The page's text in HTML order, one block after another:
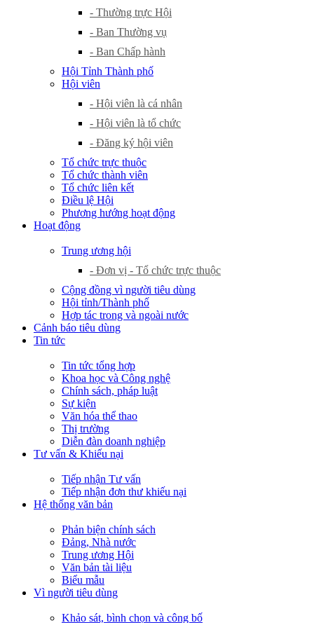
- Thường trực Hội
- Ban Thường vụ
- Ban Chấp hành
Hội Tỉnh Thành phố
Hội viên
- Hội viên là cá nhân
- Hội viên là tổ chức
- Đăng ký hội viên
Tổ chức trực thuộc
Tổ chức thành viên
Tổ chức liên kết
Điều lệ Hội
Phương hướng hoạt động
Hoạt động
Trung ương hội
- Đơn vị - Tổ chức trực thuộc
Cộng đồng vì người tiêu dùng
Hội tỉnh/Thành phố
Hợp tác trong và ngoài nước
Cảnh báo tiêu dùng
Tin tức
Tin tức tổng hợp
Khoa học và Công nghệ
Chính sách, pháp luật
Sự kiện
Văn hóa thể thao
Thị trường
Diễn đàn doanh nghiệp
Tư vấn & Khiếu nại
Tiếp nhận Tư vấn
Tiếp nhận đơn thư khiếu nại
Hệ thống văn bản
Phản biện chính sách
Đảng, Nhà nước
Trung ương Hội
Văn bản tài liệu
Biểu mẫu
Vì người tiêu dùng
Khảo sát, bình chọn và công bố